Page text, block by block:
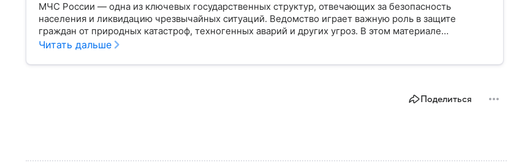
МЧС России — одна из ключевых государственных структур, отвечающих за безопасность
населения и ликвидацию чрезвычайных ситуаций. Ведомство играет важную роль в защите
граждан от природных катастроф, техногенных аварий и других угроз. В этом материале
разбираем, что представляет собой МЧС, как оно устроено, какие задачи выполняет и какую роль
Читать дальше
Поделиться